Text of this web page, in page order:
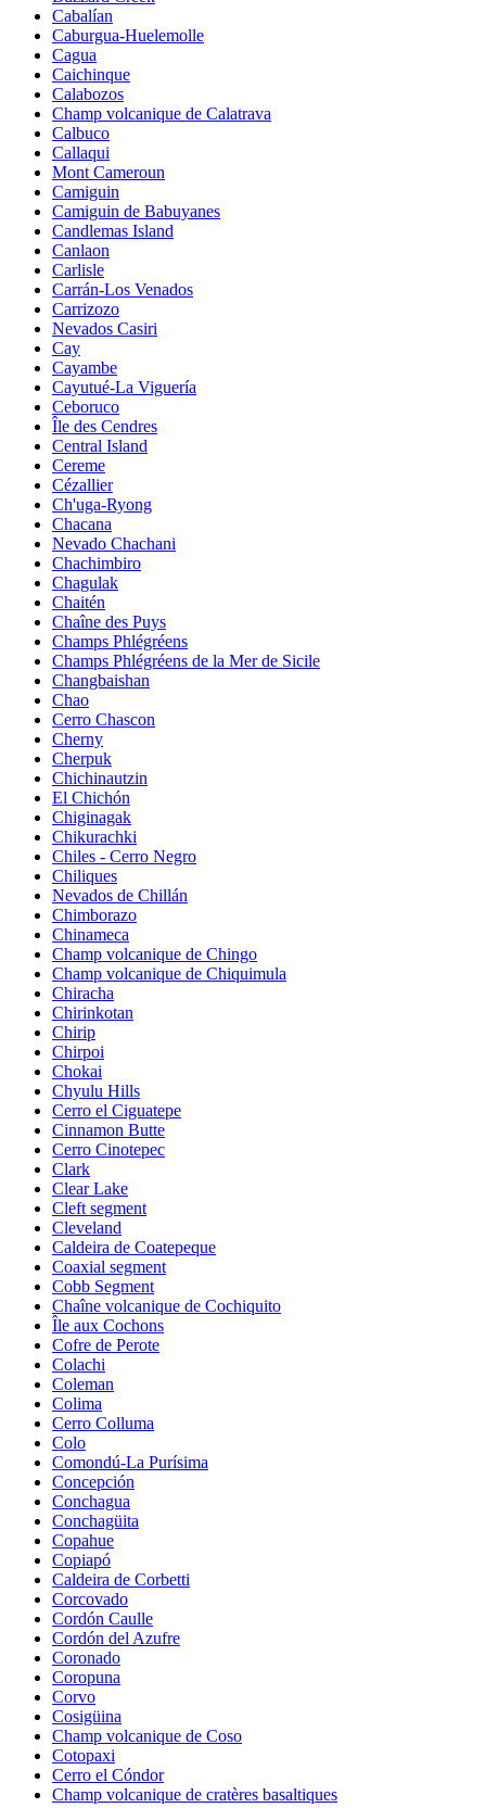
Cabalían
Caburgua-Huelemolle
Cagua
Caichinque
Calabozos
Champ volcanique de Calatrava
Calbuco
Callaqui
Mont Cameroun
Camiguin
Camiguin de Babuyanes
Candlemas Island
Canlaon
Carlisle
Carrán-Los Venados
Carrizozo
Nevados Casiri
Cay
Cayambe
Cayutué-La Viguería
Ceboruco
Île des Cendres
Central Island
Cereme
Cézallier
Ch'uga-Ryong
Chacana
Nevado Chachani
Chachimbiro
Chagulak
Chaitén
Chaîne des Puys
Champs Phlégréens
Champs Phlégréens de la Mer de Sicile
Changbaishan
Chao
Cerro Chascon
Cherny
Cherpuk
Chichinautzin
El Chichón
Chiginagak
Chikurachki
Chiles - Cerro Negro
Chiliques
Nevados de Chillán
Chimborazo
Chinameca
Champ volcanique de Chingo
Champ volcanique de Chiquimula
Chiracha
Chirinkotan
Chirip
Chirpoi
Chokai
Chyulu Hills
Cerro el Ciguatepe
Cinnamon Butte
Cerro Cinotepec
Clark
Clear Lake
Cleft segment
Cleveland
Caldeira de Coatepeque
Coaxial segment
Cobb Segment
Chaîne volcanique de Cochiquito
Île aux Cochons
Cofre de Perote
Colachi
Coleman
Colima
Cerro Colluma
Colo
Comondú-La Purísima
Concepción
Conchagua
Conchagüita
Copahue
Copiapó
Caldeira de Corbetti
Corcovado
Cordón Caulle
Cordón del Azufre
Coronado
Coropuna
Corvo
Cosigüina
Champ volcanique de Coso
Cotopaxi
Cerro el Cóndor
Champ volcanique de cratères basaltiques